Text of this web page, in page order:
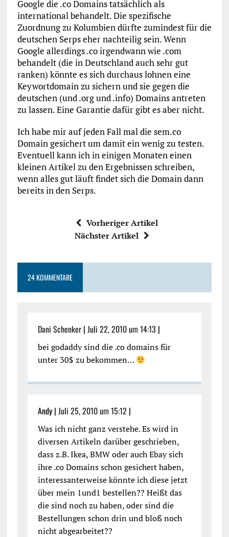
Google die .co Domains tatsächlich als
international behandelt. Die spezifische
Zuordnung zu Kolumbien dürfte zumindest für die
deutschen Serps eher nachteilig sein. Wenn
Google allerdings .co irgendwann wie .com
behandelt (die in Deutschland auch sehr gut
ranken) könnte es sich durchaus lohnen eine
Keywortdomain zu sichern und sie gegen die
deutschen (und .org und .info) Domains antreten
zu lassen. Eine Garantie dafür gibt es aber nicht.
Ich habe mir auf jeden Fall mal die sem.co
Domain gesichert um damit ein wenig zu testen.
Eventuell kann ich in einigen Monaten einen
kleinen Artikel zu den Ergebnissen schreiben,
wenn alles gut läuft findet sich die Domain dann
bereits in den Serps.
Vorheriger Artikel
Nächster Artikel
24 KOMMENTARE
Dani Schenker| Juli 22, 2010 um 14:13 |
bei godaddy sind die .co domains für
unter 30$ zu bekommen…
Andy | Juli 25, 2010 um 15:12 |
Was ich nicht ganz verstehe. Es wird in
diversen Artikeln darüber geschrieben,
dass z.B. Ikea, BMW oder auch Ebay sich
ihre .co Domains schon gesichert haben,
interessanterweise könnte ich diese jetzt
über mein 1und1 bestellen?? Heißt das
die sind noch zu haben, oder sind die
Bestellungen schon drin und bloß noch
nicht abgearbeitet??